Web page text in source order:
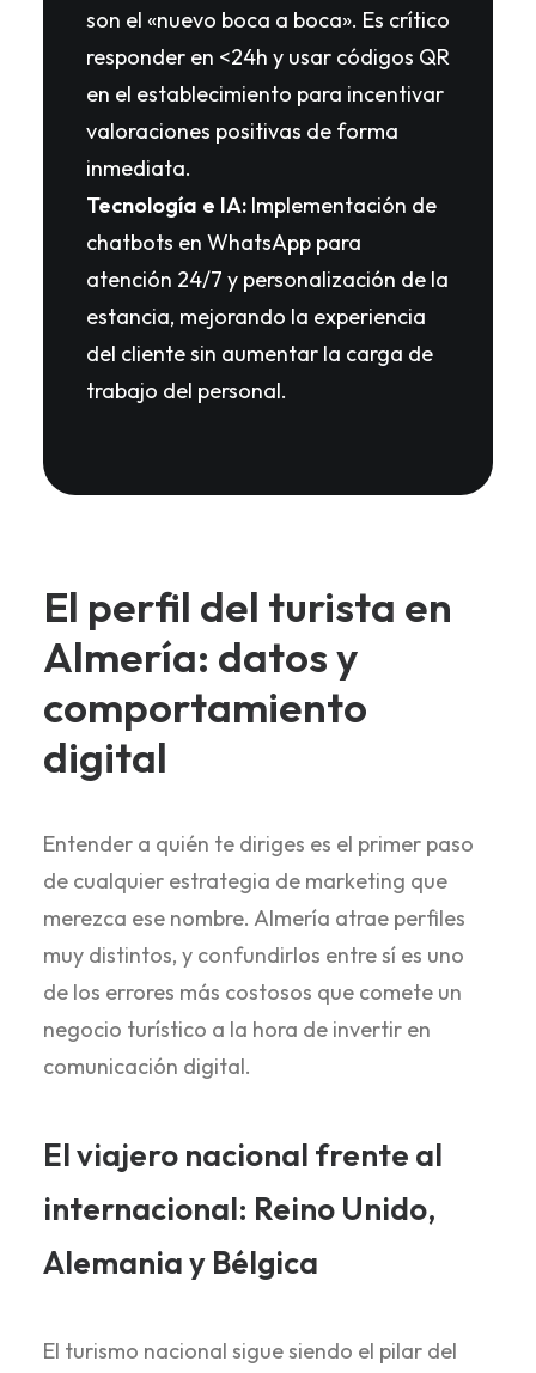
son el «nuevo boca a boca». Es crítico
responder en <24h y usar códigos QR
en el establecimiento para incentivar
valoraciones positivas de forma
inmediata.
Tecnología e IA: Implementación de
chatbots en WhatsApp para
atención 24/7 y personalización de la
estancia, mejorando la experiencia
del cliente sin aumentar la carga de
trabajo del personal.
El perfil del turista en
Almería: datos y
comportamiento
digital
Entender a quién te diriges es el primer paso
de cualquier estrategia de marketing que
merezca ese nombre. Almería atrae perfiles
muy distintos, y confundirlos entre sí es uno
de los errores más costosos que comete un
negocio turístico a la hora de invertir en
comunicación digital.
El viajero nacional frente al
internacional: Reino Unido,
Alemania y Bélgica
El turismo nacional sigue siendo el pilar del